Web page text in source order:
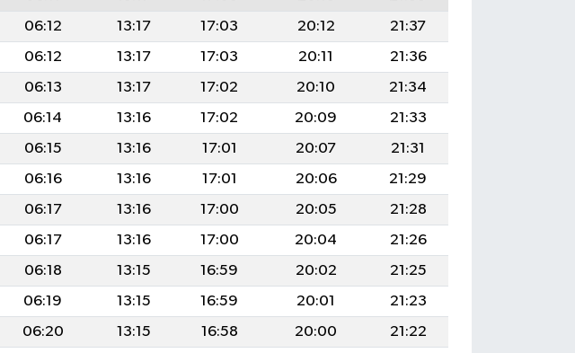
06:12 13:17 17:03 20:12
21:37
06:12 13:17 17:03 20:11
21:36
06:13 13:17 17:02 20:10
21:34
06:14 13:16 17:02 20:09
21:33
06:15 13:16 17:01 20:07
21:31
06:16 13:16 17:01 20:06
21:29
06:17 13:16 17:00 20:05
21:28
06:17 13:16 17:00 20:04
21:26
06:18 13:15 16:59 20:02
21:25
06:19 13:15 16:59 20:01
21:23
06:20 13:15 16:58 20:00
21:22